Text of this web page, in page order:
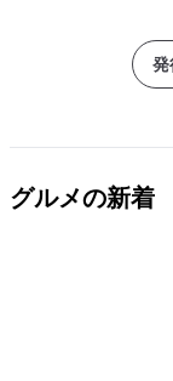
発
グルメの新着